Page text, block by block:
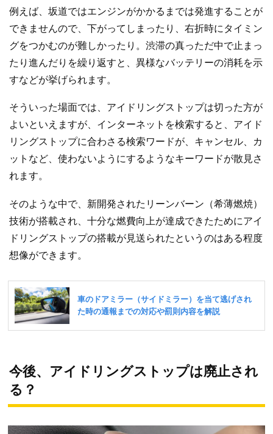
例えば、坂道ではエンジンがかかるまでは発進することが
できませんので、下がってしまったり、右折時にタイミン
グをつかむのが難しかったり。渋滞の真っただ中で止まっ
たり進んだりを繰り返すと、異様なバッテリーの消耗を示
すなどが挙げられます。
そういった場面では、アイドリングストップは切った方が
よいといえますが、インターネットを検索すると、アイド
リングストップに合わさる検索ワードが、キャンセル、カ
ットなど、使わないようにするようなキーワードが散見さ
れます。
そのような中で、新開発されたリーンバーン（希薄燃焼）
技術が搭載され、十分な燃費向上が達成できたためにアイ
ドリングストップの搭載が見送られたというのはある程度
想像ができます。
今後、アイドリングストップは廃止され
る？